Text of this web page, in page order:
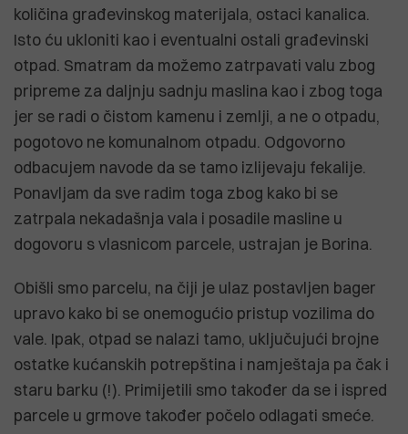
količina građevinskog materijala, ostaci kanalica.
Isto ću ukloniti kao i eventualni ostali građevinski
otpad. Smatram da možemo zatrpavati valu zbog
pripreme za daljnju sadnju maslina kao i zbog toga
jer se radi o čistom kamenu i zemlji, a ne o otpadu,
pogotovo ne komunalnom otpadu. Odgovorno
odbacujem navode da se tamo izlijevaju fekalije.
Ponavljam da sve radim toga zbog kako bi se
zatrpala nekadašnja vala i posadile masline u
dogovoru s vlasnicom parcele, ustrajan je Borina.
Obišli smo parcelu, na čiji je ulaz postavljen bager
upravo kako bi se onemogućio pristup vozilima do
vale. Ipak, otpad se nalazi tamo, uključujući brojne
ostatke kućanskih potrepština i namještaja pa čak i
staru barku (!). Primijetili smo također da se i ispred
parcele u grmove također počelo odlagati smeće.